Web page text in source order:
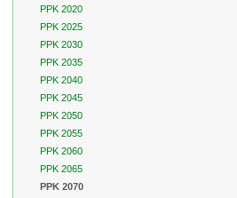
PPK 2020
PPK 2025
PPK 2030
PPK 2035
PPK 2040
PPK 2045
PPK 2050
PPK 2055
PPK 2060
PPK 2065
PPK 2070